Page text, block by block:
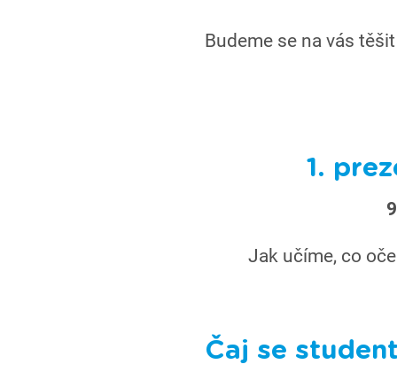
Budeme se na vás
1.
Jak učíme, co
Čaj se